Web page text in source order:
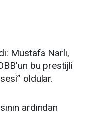
Mustafa Narlı,
bu prestijli
oldular.
ardından